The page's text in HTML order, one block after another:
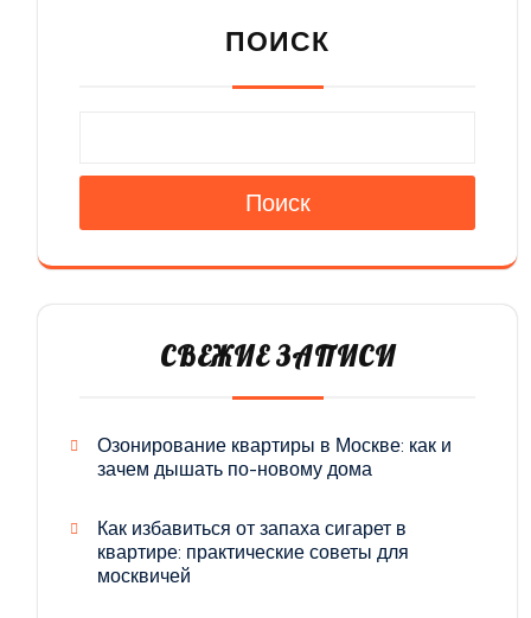
ПОИСК
Поиск
СВЕЖИЕ ЗАПИСИ
Озонирование квартиры в Москве: как и
зачем дышать по-новому дома
Как избавиться от запаха сигарет в
квартире: практические советы для
москвичей